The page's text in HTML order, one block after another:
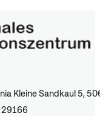
Kleine Sandkaul 5,
29166